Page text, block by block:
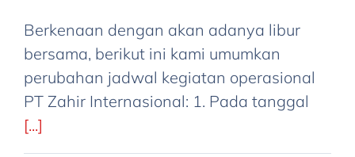
Berkenaan dengan akan adanya libur
bersama, berikut ini kami umumkan
perubahan jadwal kegiatan operasional
PT Zahir Internasional: 1. Pada tanggal
[...]